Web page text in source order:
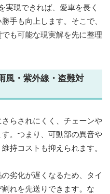
実現できれば、愛車を長く
手も向上します。そこで、
も可能な現実解を先に整理
風・紫外線・盗難対
らされにくく、チェーンや
。つまり、可動部の異音や
持コストも抑えられます。
劣化が遅くなるため、タイ
れを先送りできます。な